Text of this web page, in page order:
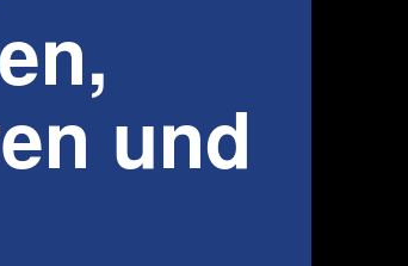
und